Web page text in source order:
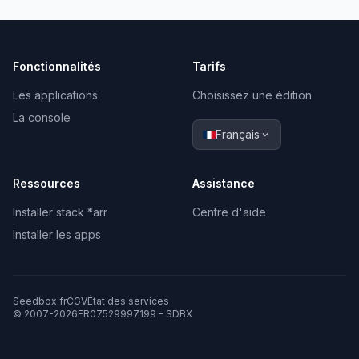
Fonctionnalités
Les applications
La console
Tarifs
Choisissez une édition
Français expand_more
Ressources
Installer stack *arr
Installer les apps
Assistance
Centre d'aide
Seedbox.frCGVÉtat des services
© 2007-2026FR07529997199 - SDBX